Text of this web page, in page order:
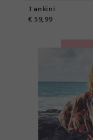
Tankini
€ 59,99